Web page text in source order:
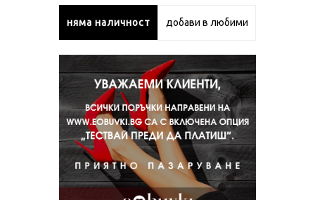
няма наличност добави в любими